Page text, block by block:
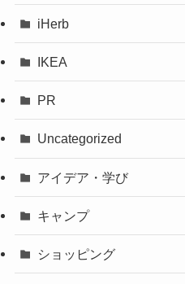
iHerb
IKEA
PR
Uncategorized
アイデア・学び
キャンプ
ショッピング